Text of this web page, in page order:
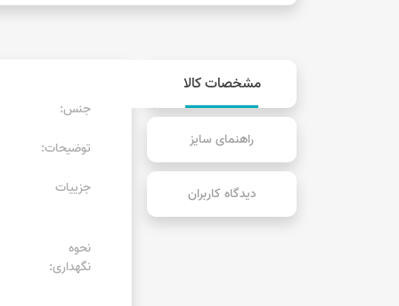
مشخصات کالا
راهنمای سایز
دیدگاه کاربران
جنس:
توضیحات:
جزییات
نحوه
نگهداری: